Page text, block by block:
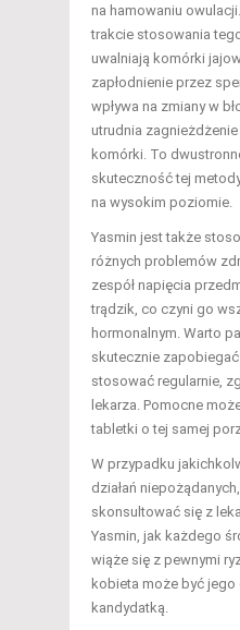
na hamowaniu
trakcie stosowania
uwalniają komórki
zapłodnienie przez
wpływa na zmiany w
utrudnia
komórki. To
skuteczność tej
na wysokim poziomie.
Yasmin jest także
różnych problemów
zespół napięcia
trądzik, co czyni go
hormonalnym. Warto
skutecznie zapobiegać
stosować regularnie,
lekarza. Pomocne
tabletki o tej samej
W przypadku
działań
skonsultować się z
Yasmin, jak każdego
wiąże się z pewnymi
kobieta może być
kandydatką.